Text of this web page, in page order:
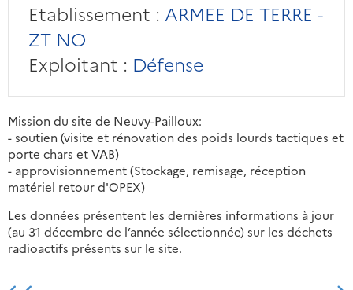
Etablissement : ARMEE DE TERRE -
ZT NO
Exploitant : Défense
Mission du site de Neuvy-Pailloux:
- soutien (visite et rénovation des poids lourds tactiques et
porte chars et VAB)
- approvisionnement (Stockage, remisage, réception
matériel retour d'OPEX)
Les données présentent les dernières informations à jour
(au 31 décembre de l’année sélectionnée) sur les déchets
radioactifs présents sur le site.